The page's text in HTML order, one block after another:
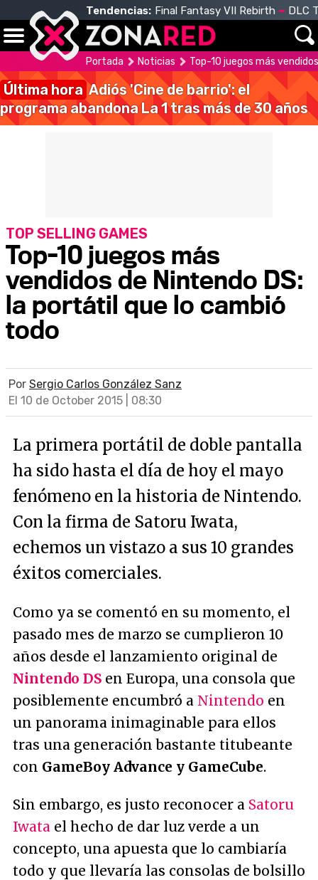
Tendencias: Final Fantasy VII Rebirth DLC
Portada Noticias Top-10 juegos más
Última hora Adiós 'Cine de barrio': el
programa abandona La 1 tras más de 30 años
Top-10 juegos más
vendidos de Nintendo DS:
la portátil que lo cambió
todo
TOP SELLING GAMES
Por Sergio Carlos González Sanz
El 10 de October 2015 | 08:30
La primera portátil de doble pantalla
ha sido hasta el día de hoy el mayo
fenómeno en la historia de Nintendo.
Con la firma de Satoru Iwata,
echemos un vistazo a sus 10 grandes
éxitos comerciales.
Como ya se comentó en su momento, el
pasado mes de marzo se cumplieron 10
años desde el lanzamiento original de
Nintendo DS en Europa, una consola que
posiblemente encumbró a Nintendo en
un panorama inimaginable para ellos
tras una generación bastante titubeante
con GameBoy Advance y GameCube.
Sin embargo, es justo reconocer a Satoru
Iwata el hecho de dar luz verde a un
concepto, una apuesta que lo cambiaría
todo y que llevaría las consolas de bolsillo